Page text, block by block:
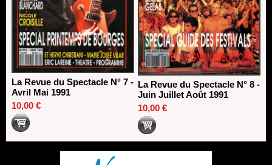
La Revue du Spectacle N° 7 -
Avril Mai 1991
10,00 €
La Revue du Spectacle N° 8 -
Juin Juillet Août 1991
10,00 €